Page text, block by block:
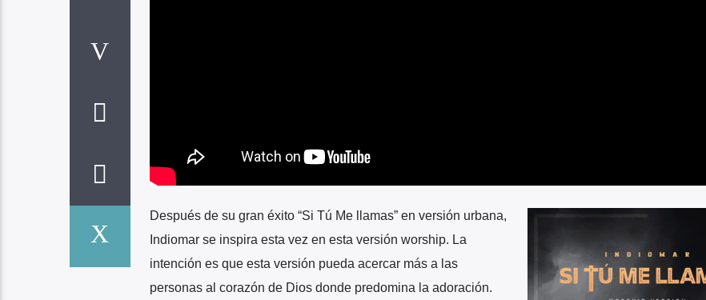
Después de su gran éxito “Si Tú Me llamas” en versión urbana,
Indiomar se inspira esta vez en esta versión worship. La
intención es que esta versión pueda acercar más a las
personas al corazón de Dios donde predomina la adoración.